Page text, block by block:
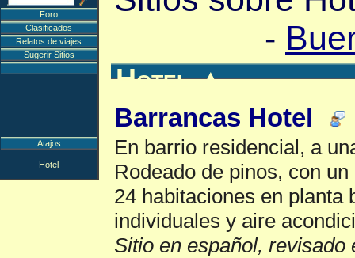
-
Hotel▲
Barrancas Hotel
En barrio residencial, a
Rodeado de pinos, con
24 habitaciones en planta
individuales y aire
Sitio en español, revisado
Foro
Clasificados
Relatos de viajes
Sugerir Sitios
Atajos
Hotel